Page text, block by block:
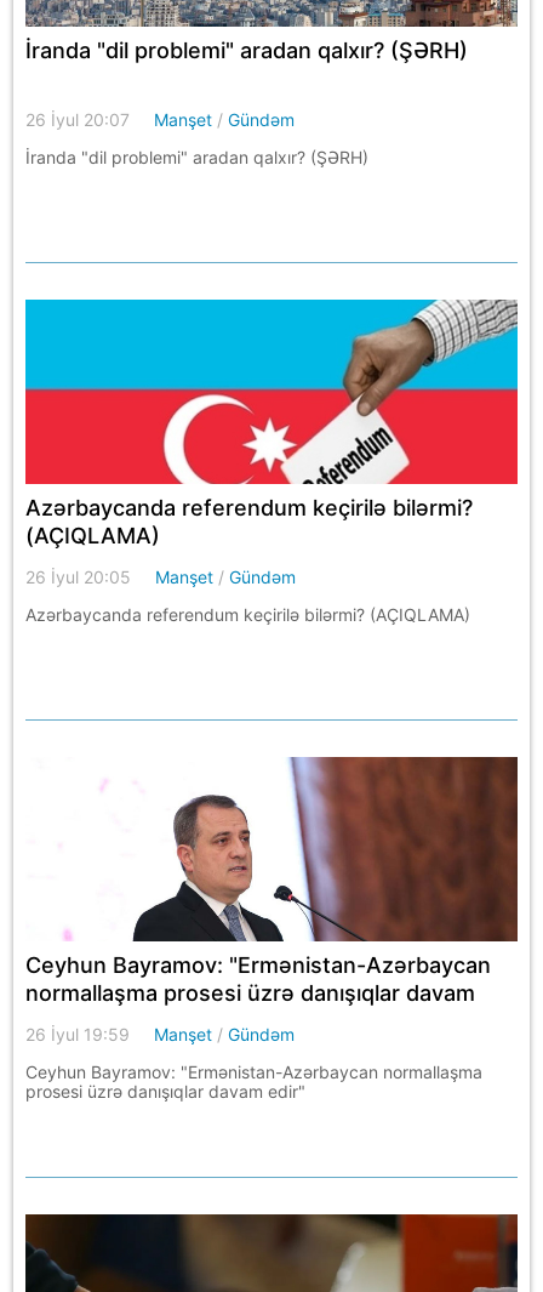
İranda "dil problemi" aradan qalxır? (ŞƏRH)
26 İyul 20:07 Manşet /Gündəm
İranda "dil problemi" aradan qalxır? (ŞƏRH)
Azərbaycanda referendum keçirilə bilərmi?
(AÇIQLAMA)
26 İyul 20:05 Manşet /Gündəm
Azərbaycanda referendum keçirilə bilərmi? (AÇIQLAMA)
Ceyhun Bayramov: "Ermənistan-Azərbaycan
normallaşma prosesi üzrə danışıqlar davam
edir"
26 İyul 19:59 Manşet /Gündəm
Ceyhun Bayramov: "Ermənistan-Azərbaycan normallaşma
prosesi üzrə danışıqlar davam edir"